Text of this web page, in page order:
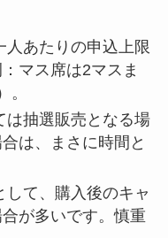
人あたりの申込上限
マス席は2マスま
。
は抽選販売となる場
は、まさに時間と
して、購入後のキャ
が多いです。慎重